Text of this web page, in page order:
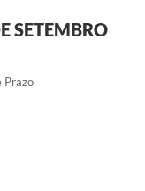
SETEMBRO
Prazo